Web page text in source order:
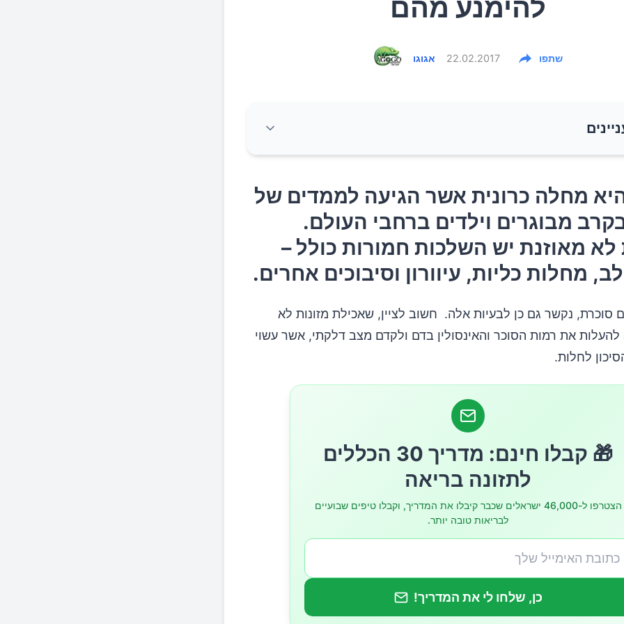
להימנע מהם
אגוגו 22.02.2017 שתפו
היא מחלה כרונית אשר הגיעה לממדים של מגיפה בקרב מבוגרים
העולם. לסוכרת לא מאוזנת יש השלכות חמורות כולל –
מחלות כליות, עיוורון וסיבוכים אחרים.
פחמימות חשובה עבור אנשים עם סוכרת?
מחלה כרונית אשר הגיעה לממדים של
מבוגרים וילדים ברחבי העולם.
לא מאוזנת יש השלכות חמורות כולל –
מחלות כליות, עיוורון וסיבוכים אחרים.
סוכרת, נקשר גם כן לבעיות אלה. חשוב לציין, שאכילת מזונות לא
להעלות את רמות הסוכר והאינסולין בדם ולקדם מצב דלקתי, אשר עשוי
לחלות.
🎁 קבלו חינם: מדריך 30 הכללים
לתזונה בריאה
הצטרפו ל-46,000 ישראלים שכבר קיבלו את המדריך, וקבלו טיפים שבועיים
לבריאות טובה יותר.
כן, שלחו לי את המדריך!